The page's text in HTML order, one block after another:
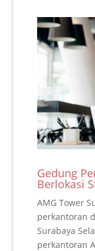
Gedung
Berlokasi
AMG Tower
perkantoran
Surabaya
perkantoran